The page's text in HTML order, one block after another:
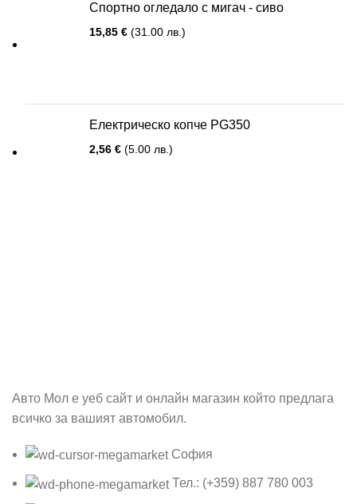
Спортно огледало с мигач - сиво
15,85 € (31.00 лв.)
Електрическо копче PG350
2,56 € (5.00 лв.)
Авто Мол е уеб сайт и онлайн магазин който предлага
всичко за вашият автомобил.
София
Тел.: (+359) 887 780 003